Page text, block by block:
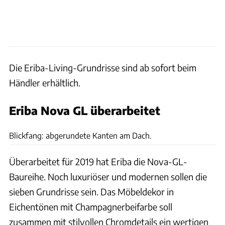
Die Eriba-Living-Grundrisse sind ab sofort beim
Händler erhältlich.
Eriba Nova GL überarbeitet
Blickfang: abgerundete Kanten am Dach.
Überarbeitet für 2019 hat Eriba die Nova-GL-
Baureihe. Noch luxuriöser und modernen sollen die
sieben Grundrisse sein. Das Möbeldekor in
Eichentönen mit Champagnerbeifarbe soll
zusammen mit stilvollen Chromdetails ein wertigen